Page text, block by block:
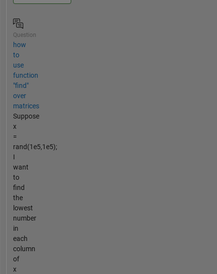
Question
how
to
use
function
"find"
over
matrices
Suppose
x
=
rand(1e5,1e5);
I
want
to
find
the
lowest
number
in
each
column
of
x